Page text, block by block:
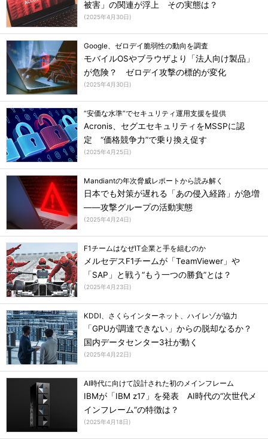
被害」の関連が浮上 その実態は？
(2025年4月30日)
Google、ゼロデイ脆弱性の動向を調査
モバイルOSやブラウザより「法人向け製品」
が危険？ ゼロデイ攻撃の標的が変化
(2025年4月30日)
“安価な水準”でセキュリティ運用支援を提供
Acronis、セグエセキュリティをMSSPに認
定 “価格競争力”で乗り換え促す
(2025年4月25日)
Mandiantの年次脅威レポートから読み解く
日本でも対策が遅れる「あの侵入経路」が急増
――攻撃グループの活動実態
(2025年4月24日)
F1チームはなぜIT企業と手を組むのか
メルセデスF1チームが「TeamViewer」や
「SAP」と戦う“もう一つの勝負”とは？
(2025年4月23日)
KDDI、さくらインターネット、ハイレゾが協力
「GPUが調達できない」からの脱却なるか？
国内データセンター3社が動く
(2025年4月22日)
AI時代に向けて設計された初のメインフレーム
IBMが「IBM z17」を発表 AI時代の“次世代メ
インフレーム”の特徴は？
(2025年4月18日)